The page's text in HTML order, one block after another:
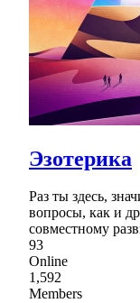
Эзотерика
Раз ты здесь,
вопросы, как и
совместному
93
Online
1,592
Members